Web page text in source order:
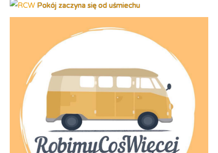
Pokój zaczyna się od uśmiechu